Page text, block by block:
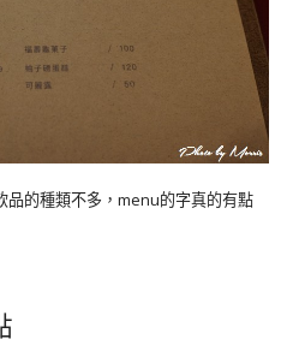
的種類不多，menu的字真的有點